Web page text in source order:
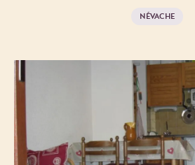
NÉVACHE